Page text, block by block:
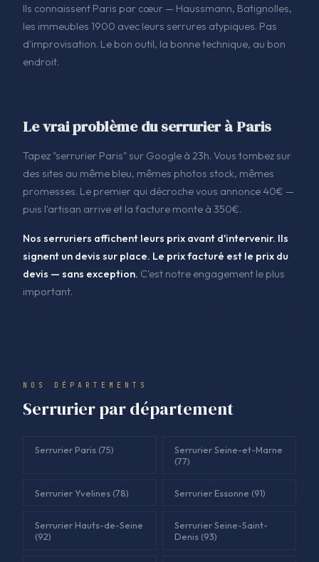
Ils connaissent Paris par cœur — Haussmann, Batignolles,
les immeubles 1900 avec leurs serrures atypiques. Pas
d'improvisation. Le bon outil, la bonne technique, au bon
endroit.
Le vrai problème du serrurier à Paris
Tapez "serrurier Paris" sur Google à 23h. Vous tombez sur
des sites au même bleu, mêmes photos stock, mêmes
promesses. Le premier qui décroche vous annonce 40€ —
puis l'artisan arrive et la facture monte à 350€.
Nos serruriers affichent leurs prix avant d'intervenir. Ils
signent un devis sur place. Le prix facturé est le prix du
devis — sans exception. C'est notre engagement le plus
important.
NOS DÉPARTEMENTS
Serrurier par département
Serrurier Paris (75)
Serrurier Seine-et-Marne
(77)
Serrurier Yvelines (78) Serrurier Essonne (91)
Serrurier Hauts-de-Seine
(92)
Serrurier Seine-Saint-
Denis (93)